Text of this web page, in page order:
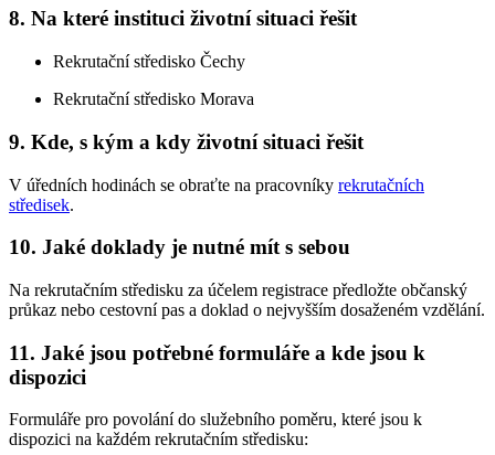
8. Na které instituci životní situaci řešit
Rekrutační středisko Čechy
Rekrutační středisko Morava
9. Kde, s kým a kdy životní situaci řešit
V úředních hodinách se obraťte na pracovníky rekrutačních
středisek.
10. Jaké doklady je nutné mít s sebou
Na rekrutačním středisku za účelem registrace předložte občanský
průkaz nebo cestovní pas a doklad o nejvyšším dosaženém vzdělání.
11. Jaké jsou potřebné formuláře a kde jsou k
dispozici
Formuláře pro povolání do služebního poměru, které jsou k
dispozici na každém rekrutačním středisku: